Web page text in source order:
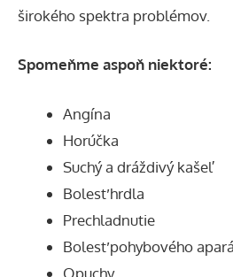
širokého spektra problémov.
Spomeňme aspoň niektoré:
Angína
Horúčka
Suchý a dráždivý kašeľ
Bolesť hrdla
Prechladnutie
Bolesť pohybového
Opuchy